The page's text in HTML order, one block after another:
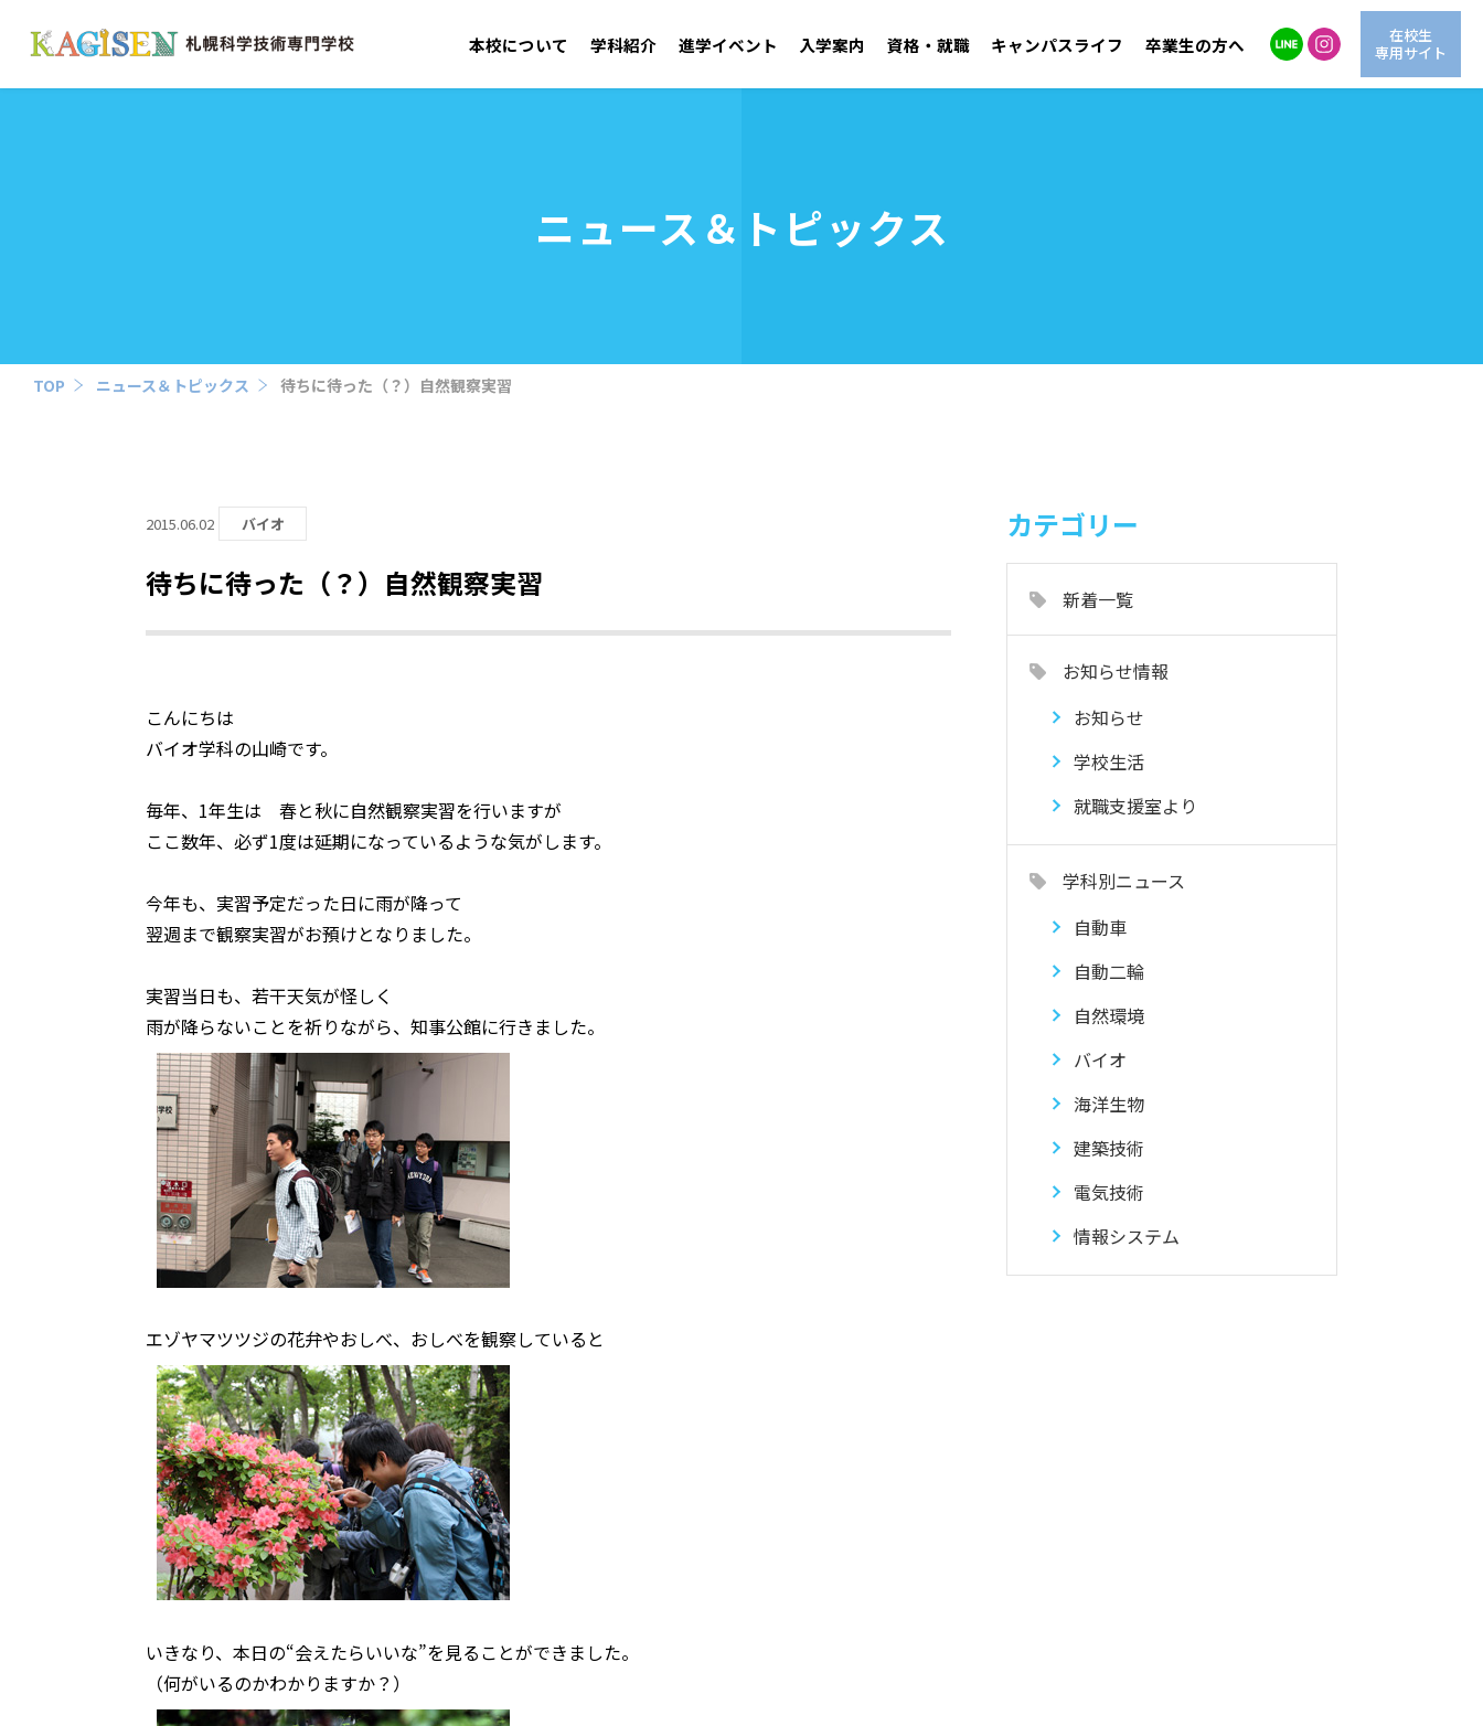
本校について 学科紹介 進学イベント 入学案内
アドミッションポリシー 募集要項
資格・就職
取得可能資格 就職実績 OB・OG紹介
キャンパスライフ
学生支援センター 年間行事・クラブ活動
卒業生の方へ
在校生
専用サイト
ニュース＆トピックス
TOP ニュース＆トピックス 待ちに待った（？）自然観察実習
2015.06.02 バイオ
待ちに待った（？）自然観察実習
こんにちは
バイオ学科の山崎です。
毎年、1年生は 春と秋に自然観察実習を行いますが
ここ数年、必ず1度は延期になっているような気がします。
今年も、実習予定だった日に雨が降って
翌週まで観察実習がお預けとなりました。
実習当日も、若干天気が怪しく
雨が降らないことを祈りながら、知事公館に行きました。
エゾヤマツツジの花弁やおしべ、おしべを観察していると
いきなり、本日の“会えたらいいな”を見ることができました。
（何がいるのかわかりますか？）
カテゴリー
新着一覧
お知らせ情報
お知らせ
学校生活
就職支援室より
学科別ニュース
自動車
自動二輪
自然環境
バイオ
海洋生物
建築技術
電気技術
情報システム